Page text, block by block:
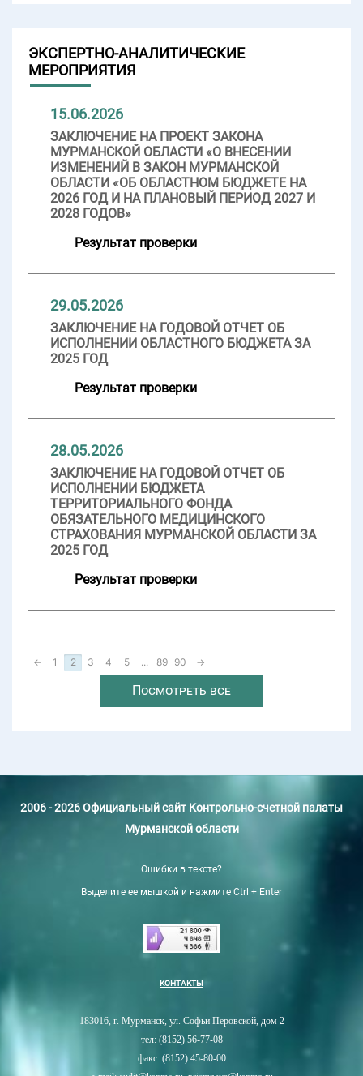
ЭКСПЕРТНО-АНАЛИТИЧЕСКИЕ
МЕРОПРИЯТИЯ
15.06.2026
ЗАКЛЮЧЕНИЕ НА ПРОЕКТ ЗАКОНА
МУРМАНСКОЙ ОБЛАСТИ «О ВНЕСЕНИИ
ИЗМЕНЕНИЙ В ЗАКОН МУРМАНСКОЙ
ОБЛАСТИ «ОБ ОБЛАСТНОМ БЮДЖЕТЕ НА
2026 ГОД И НА ПЛАНОВЫЙ ПЕРИОД 2027 И
2028 ГОДОВ»
Результат проверки
29.05.2026
ЗАКЛЮЧЕНИЕ НА ГОДОВОЙ ОТЧЕТ ОБ
ИСПОЛНЕНИИ ОБЛАСТНОГО БЮДЖЕТА ЗА
2025 ГОД
Результат проверки
28.05.2026
ЗАКЛЮЧЕНИЕ НА ГОДОВОЙ ОТЧЕТ ОБ
ИСПОЛНЕНИИ БЮДЖЕТА
ТЕРРИТОРИАЛЬНОГО ФОНДА
ОБЯЗАТЕЛЬНОГО МЕДИЦИНСКОГО
СТРАХОВАНИЯ МУРМАНСКОЙ ОБЛАСТИ ЗА
2025 ГОД
Результат проверки
← 1 2 3 4 5 ... 89 90 →
Посмотреть все
2006 - 2026 Официальный сайт Контрольно-счетной палаты
Мурманской области
Ошибки в тексте?
Выделите ее мышкой и нажмите Ctrl + Enter
КОНТАКТЫ
183016, г. Мурманск, ул. Софьи Перовской, дом 2
тел: (8152) 56-77-08
факс: (8152) 45-80-00